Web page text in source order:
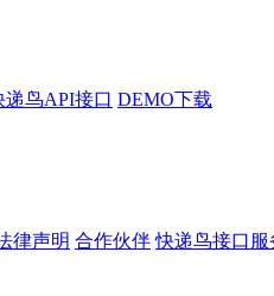
递鸟API接口 DEMO下载
律声明 合作伙伴 快递鸟接口服